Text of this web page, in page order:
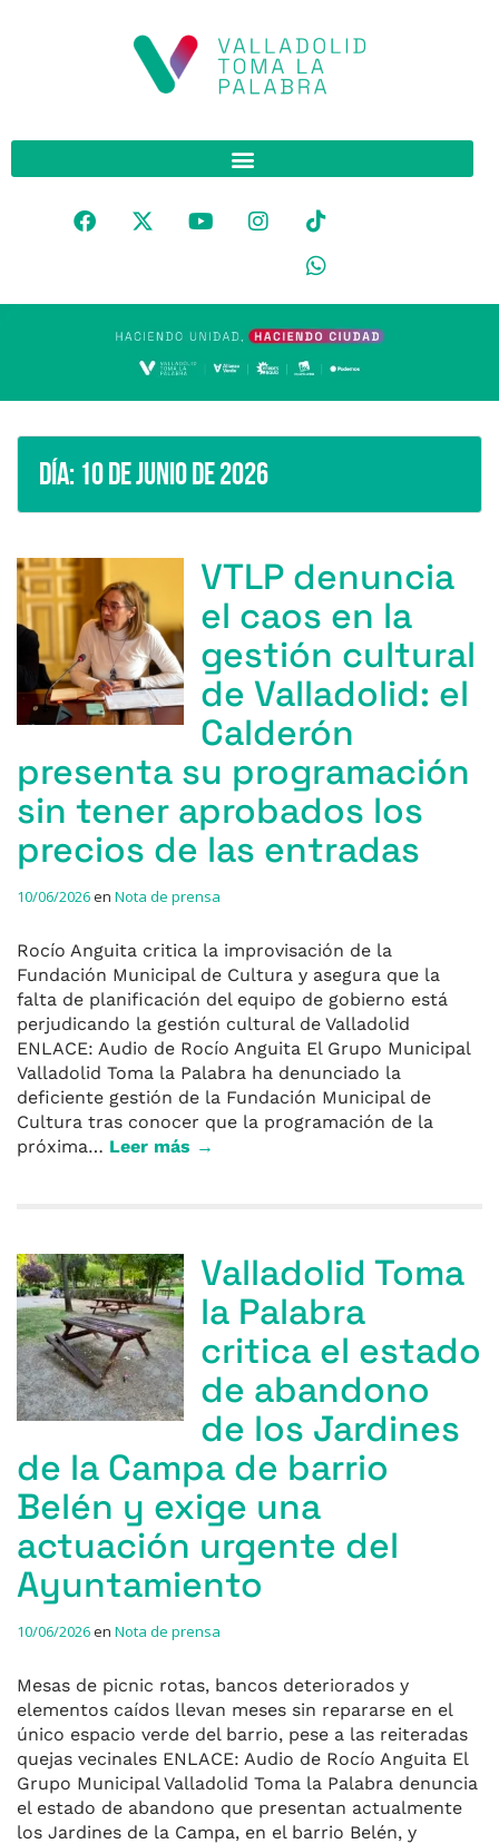
Día: 10 de junio de 2026
VTLP denuncia
el caos en la
gestión cultural
de Valladolid: el
Calderón
presenta su programación
sin tener aprobados los
precios de las entradas
10/06/2026en Nota de prensa
Rocío Anguita critica la improvisación de la
Fundación Municipal de Cultura y asegura que la
falta de planificación del equipo de gobierno está
perjudicando la gestión cultural de Valladolid
ENLACE: Audio de Rocío Anguita El Grupo Municipal
Valladolid Toma la Palabra ha denunciado la
deficiente gestión de la Fundación Municipal de
Cultura tras conocer que la programación de la
próxima… Leer más →
Valladolid Toma
la Palabra
critica el estado
de abandono
de los Jardines
de la Campa de barrio
Belén y exige una
actuación urgente del
Ayuntamiento
10/06/2026en Nota de prensa
Mesas de picnic rotas, bancos deteriorados y
elementos caídos llevan meses sin repararse en el
único espacio verde del barrio, pese a las reiteradas
quejas vecinales ENLACE: Audio de Rocío Anguita El
Grupo Municipal Valladolid Toma la Palabra denuncia
el estado de abandono que presentan actualmente
los Jardines de la Campa, en el barrio Belén, y